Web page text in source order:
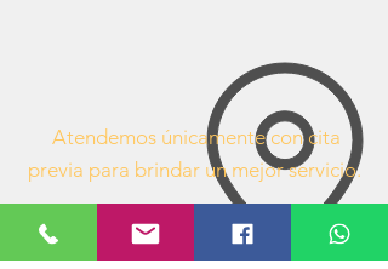
Atendemos únicamente con cita
previa para brindar un mejor servicio.